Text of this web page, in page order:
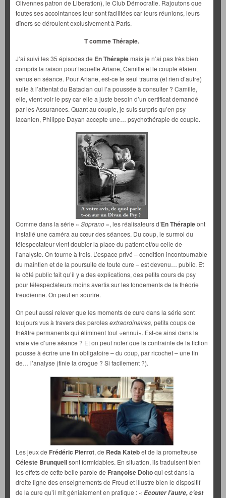
Olivennes patron de Liberation), le Club Démocratie. Rajoutons que
toutes ses accointances leur sont facilitées car leurs réunions, leurs
dîners se déroulent exclusivement à Paris.
T comme Thérapie.
J’ai suivi les 35 épisodes de En Thérapiemais je n’ai pas très bien
compris la raison pour laquelle Ariane, Camille et le couple étaient
venus en séance. Pour Ariane, est-ce le seul trauma (et rien d’autre)
suite à l’attentat du Bataclan qui l’a poussée à consulter ? Camille,
elle, vient voir le psy car elle a juste besoin d’un certificat demandé
par les Assurances. Quant au couple, je suis surpris qu’en psy
lacanien, Philippe Dayan accepte une… psychothérapie de couple.
Comme dans la série « Soprano », les réalisateurs d’En Thérapieont
installé une caméra au cœur des séances. Du coup, le surmoi du
télespectateur vient doubler la place du patient et/ou celle de
l’analyste. On tourne à trois. L’espace privé – condition incontournable
du maintien et de la poursuite de toute cure – est devenu… public. Et
le côté public fait qu’il y a des explications, des petits cours de psy
pour télespectateurs moins avertis sur les fondements de la théorie
freudienne. On peut en sourire.
On peut aussi relever que les moments de cure dans la série sont
toujours vus à travers des parolesextraordinaires, petits coups de
théâtre permanents qui éliminent tout «ennui». Est-ce ainsi dans la
vraie vie d’une séance ? Et on peut noter que la contrainte de la fiction
pousse à écrire une fin obligatoire – du coup, par ricochet – une fin
de… l’analyse (finie la drogue ? Si facilement ?).
Les jeux de Frédéric Pierrot, de Reda Katebet de la prometteuse
Céleste Brunquellsont formidables. En situation, ils traduisent bien
les effets de cette belle parole de Françoise Doltoqui est dans la
droite ligne des enseignements de Freud et illustre bien le dispositif
de la cure qu’il mit génialement en pratique : « Ecouter l’autre, c’est